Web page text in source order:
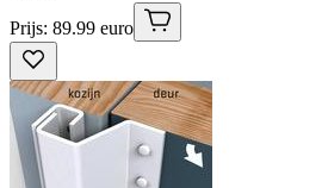
Prijs: 89.99 euro